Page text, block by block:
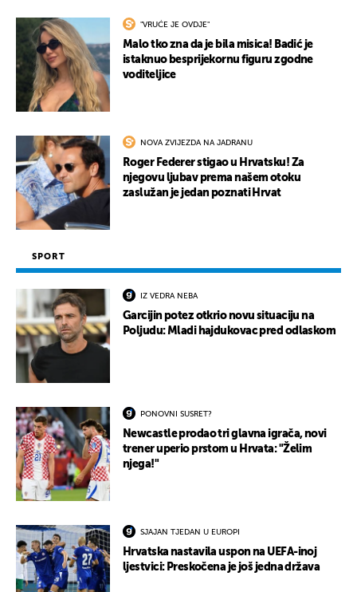
"VRUĆE JE OVDJE"
Malo tko zna da je bila misica! Badić je
istaknuo besprijekornu figuru zgodne
voditeljice
NOVA ZVIJEZDA NA JADRANU
Roger Federer stigao u Hrvatsku! Za
njegovu ljubav prema našem otoku
zaslužan je jedan poznati Hrvat
SPORT
IZ VEDRA NEBA
Garcijin potez otkrio novu situaciju na
Poljudu: Mladi hajdukovac pred odlaskom
PONOVNI SUSRET?
Newcastle prodao tri glavna igrača, novi
trener uperio prstom u Hrvata: "Želim
njega!"
SJAJAN TJEDAN U EUROPI
Hrvatska nastavila uspon na UEFA-inoj
ljestvici: Preskočena je još jedna država